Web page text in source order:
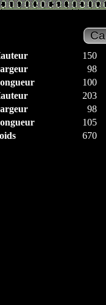
150
98
100
203
98
105
670